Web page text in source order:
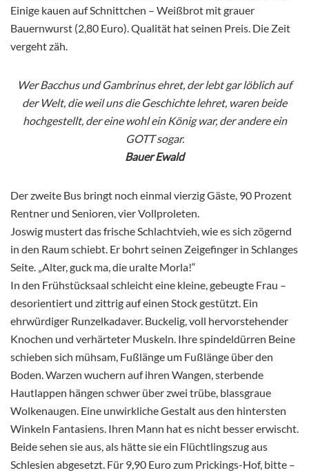
Einige kauen auf Schnittchen – Weißbrot mit grauer
Bauernwurst (2,80 Euro). Qualität hat seinen Preis. Die Zeit
vergeht zäh.
Wer Bacchus und Gambrinus ehret, der lebt gar löblich auf
der Welt, die weil uns die Geschichte lehret, waren beide
hochgestellt, der eine wohl ein König war, der andere ein
GOTT sogar.
Bauer Ewald
Der zweite Bus bringt noch einmal vierzig Gäste, 90 Prozent
Rentner und Senioren, vier Vollproleten.
Joswig mustert das frische Schlachtvieh, wie es sich zögernd
in den Raum schiebt. Er bohrt seinen Zeigefinger in Schlanges
Seite. „Alter, guck ma, die uralte Morla!“
In den Frühstücksaal schleicht eine kleine, gebeugte Frau –
desorientiert und zittrig auf einen Stock gestützt. Ein
ehrwürdiger Runzelkadaver. Buckelig, voll hervorstehender
Knochen und verhärteter Muskeln. Ihre spindeldürren Beine
schieben sich mühsam, Fußlänge um Fußlänge über den
Boden. Warzen wuchern auf ihren Wangen, sterbende
Hautlappen hängen schwer über zwei trübe, blassgraue
Wolkenaugen. Eine unwirkliche Gestalt aus den hintersten
Winkeln Fantasiens. Ihren Mann hat es nicht besser erwischt.
Beide sehen sie aus, als hätte sie ein Flüchtlingszug aus
Schlesien abgesetzt. Für 9,90 Euro zum Prickings-Hof, bitte –